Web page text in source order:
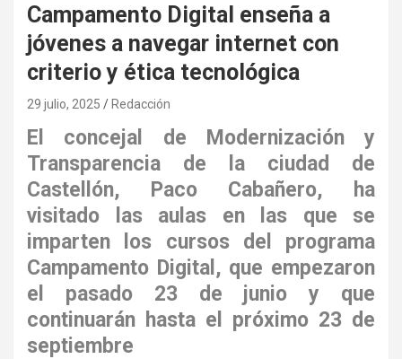
Campamento Digital enseña a
jóvenes a navegar internet con
criterio y ética tecnológica
29 julio, 2025 Redacción
El concejal de Modernización y
Transparencia de la ciudad de
Castellón, Paco Cabañero, ha
visitado las aulas en las que se
imparten los cursos del programa
Campamento Digital, que empezaron
el pasado 23 de junio y que
continuarán hasta el próximo 23 de
septiembre